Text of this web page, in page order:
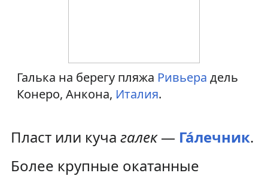
Галька на берегу пляжа Ривьера дель
Конеро, Анкона, Италия.
Пласт или куча галек— Га́лечник.
Более крупные окатанные